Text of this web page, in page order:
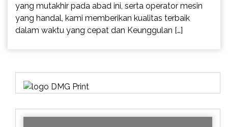
yang mutakhir pada abad ini, serta operator mesin
yang handal, kami memberikan kualitas terbaik
dalam waktu yang cepat dan Keunggulan […]